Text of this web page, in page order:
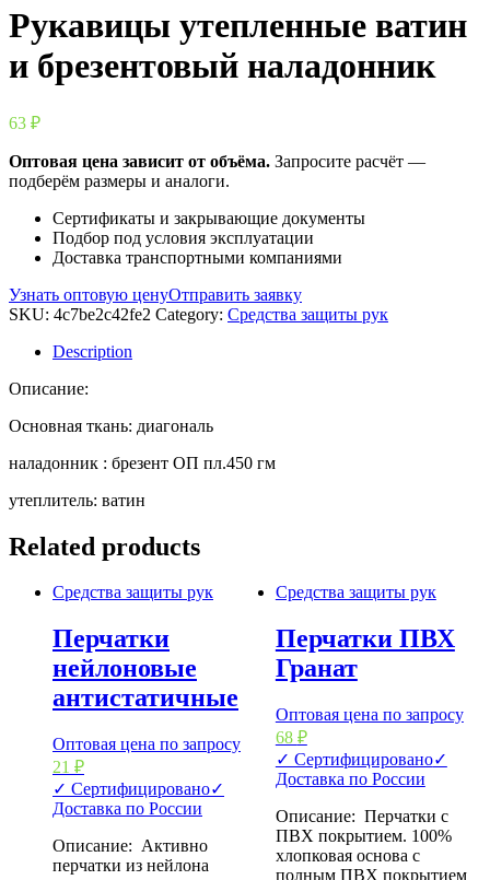
Рукавицы утепленные ватин
и брезентовый наладонник
63 ₽
Оптовая цена зависит от объёма. Запросите расчёт —
подберём размеры и аналоги.
Сертификаты и закрывающие документы
Подбор под условия эксплуатации
Доставка транспортными компаниями
Узнать оптовую ценуОтправить заявку
SKU: 4c7be2c42fe2 Category: Средства защиты рук
Description
Описание:
Основная ткань: диагональ
наладонник : брезент ОП пл.450 гм
утеплитель: ватин
Related products
Средства защиты рук
Перчатки
нейлоновые
антистатичные
Оптовая цена по запросу
21 ₽
✓ Сертифицировано✓
Доставка по России
Описание: Активно
перчатки из нейлона
Средства защиты рук
Перчатки ПВХ
Гранат
Оптовая цена по запросу
68 ₽
✓ Сертифицировано✓
Доставка по России
Описание: Перчатки с
ПВХ покрытием. 100%
хлопковая основа с
полным ПВХ покрытием